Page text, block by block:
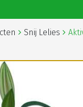
Snij Lelies